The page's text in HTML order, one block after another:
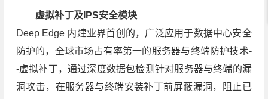
虚拟补丁及IPS安全模块
Deep Edge 内建业界首创的，广泛应用于数据中心安全
防护的，全球市场占有率第一的服务器与终端防护技术-
-虚拟补丁，通过深度数据包检测针对服务器与终端的漏
洞攻击，在服务器与终端安装补丁前屏蔽漏洞，阻止已